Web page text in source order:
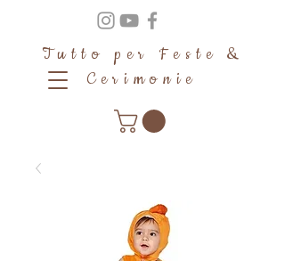
Tutto per Feste &
Cerimonie